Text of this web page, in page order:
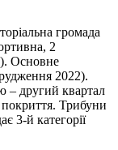
громада
2
Основне
2022).
– другий квартал
покриття. Трибуни
3-й категорії